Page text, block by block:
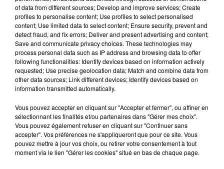
29 juillet 2026
INCENDIE EN GIRONDE. « DIRE QU'ON N'A PAS EU PEUR, CE N'EST
PAS...
of data from different sources; Develop and improve services; Create
profiles to personalise content; Use profiles to select personalised
content; Use limited data to select content; Ensure security, prevent and
detect fraud, and fix errors; Deliver and present advertising and content;
Save and communicate privacy choices. These technologies may
process personal data such as IP address and browsing data to offer
following functionalities: Identify devices based on information actively
requested; Use precise geolocation data; Match and combine data from
other data sources; Link different devices; Identify devices based on
information transmitted automatically.
Vous pouvez accepter en cliquant sur "Accepter et fermer", ou affiner en
sélectionnant les finalités et/ou partenaires dans "Gérer mes choix".
Vous pouvez également refuser en cliquant sur "Continuer sans
accepter". Vos préférences ne s'appliqueront que pour ce site. Vous
pouvez mettre à jour vos choix, ou retirer votre consentement à tout
moment via le lien "Gérer les cookies" situé en bas de chaque page.